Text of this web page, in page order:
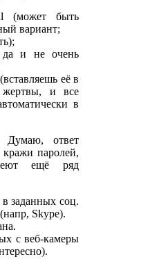
(может быть
вариант;
да и не очень
её в
жертвы, и все
в
ответ
паролей,
ещё ряд
заданных соц.
Skype).
с веб-камеры